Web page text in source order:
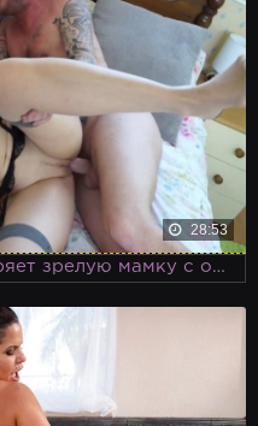
28:53
Молодой пацан удовлетворяет зрелую мамку с отличной жопой, после того как не смог починить старый телевизор.